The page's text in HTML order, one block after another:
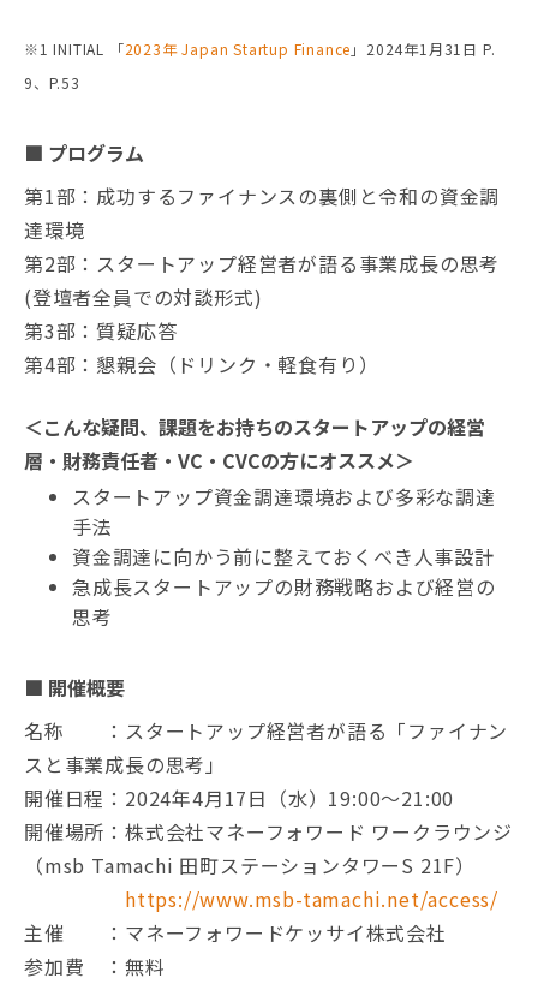
※1 INITIAL 「2023年 Japan Startup Finance 」2024年1月31日 P.
9、P.53
■ プログラム
第1部：成功するファイナンスの裏側と令和の資金調
達環境
第2部：スタートアップ経営者が語る事業成長の思考
(登壇者全員での対談形式)
第3部：質疑応答
第4部：懇親会（ドリンク・軽食有り）
＜こんな疑問、課題をお持ちのスタートアップの経営
層・財務責任者・VC・CVCの方にオススメ＞
スタートアップ資金調達環境および多彩な調達
手法
資金調達に向かう前に整えておくべき人事設計
急成長スタートアップの財務戦略および経営の
思考
■ 開催概要
名称 ：スタートアップ経営者が語る「ファイナン
スと事業成長の思考」
開催日程：2024年4月17日（水）19:00～21:00
開催場所：株式会社マネーフォワード ワークラウンジ
（msb Tamachi 田町ステーションタワーS 21F）
https://www.msb-tamachi.net/access/
主催 ：マネーフォワードケッサイ株式会社
参加費 ：無料